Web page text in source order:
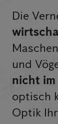
Die
und
nicht im
optisch
Optik